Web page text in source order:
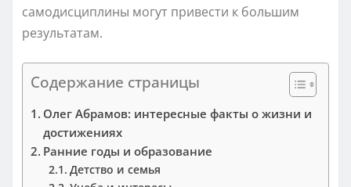
самодисциплины могут привести к большим
результатам.
Содержание страницы
Олег Абрамов: интересные факты о жизни и
достижениях
Ранние годы и образование
Детство и семья